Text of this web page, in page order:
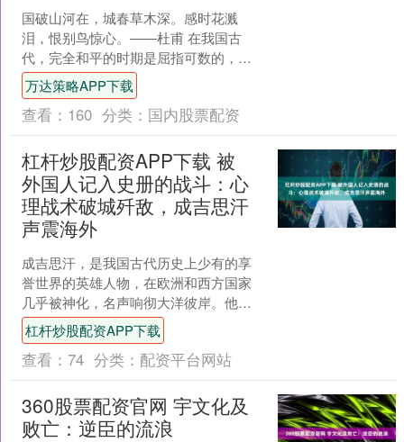
国破山河在，城春草木深。感时花溅
泪，恨别鸟惊心。——杜甫 在我国古
代，完全和平的时期是屈指可数的，大
多数时间都处于战争的阴影之下。因
此，许多才俊纷纷涌现，他们的....
万达策略APP下载
查看： 160 分类： 国内股票配资
杠杆炒股配资APP下载 被
外国人记入史册的战斗：心
理战术破城歼敌，成吉思汗
声震海外
成吉思汗，是我国古代历史上少有的享
誉世界的英雄人物，在欧洲和西方国家
几乎被神化，名声响彻大洋彼岸。他不
仅被外界高度评价，他的生平事迹更是
在许多国外史料中得到详尽....
杠杆炒股配资APP下载
查看： 74 分类： 配资平台网站
360股票配资官网 宇文化及
败亡：逆臣的流浪